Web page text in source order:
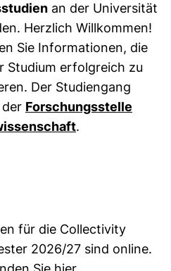
an der Universität
Herzlich Willkommen!
Sie Informationen, die
Studium erfolgreich zu
Der Studiengang
Forschungsstelle
.
für die Collectivity
2026/27 sind online.